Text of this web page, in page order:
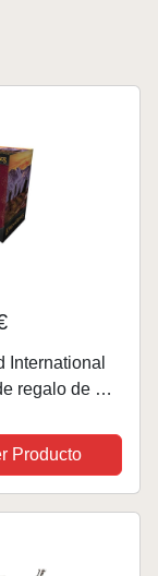
International
regalo de El
de 312 ml,
y llavero,
opción para
Producto